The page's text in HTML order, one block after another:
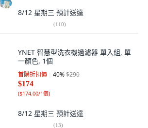
8/12 星期三 預計送達
(110)
YNET 智慧型洗衣機過濾器 單入組, 單
一顏色, 1個
首購折扣價 40%$290
$174
($174.00/1個)
8/12 星期三 預計送達
(13)